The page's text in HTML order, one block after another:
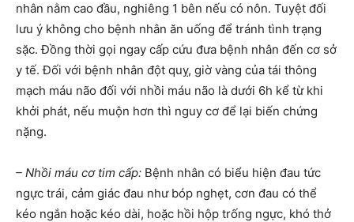
nhân nằm cao đầu, nghiêng 1 bên nếu có nôn. Tuyệt đối
lưu ý không cho bệnh nhân ăn uống để tránh tình trạng
sặc. Đồng thời gọi ngay cấp cứu đưa bệnh nhân đến cơ sở
y tế. Đối với bệnh nhân đột quỵ, giờ vàng của tái thông
mạch máu não đối với nhồi máu não là dưới 6h kể từ khi
khởi phát, nếu muộn hơn thì nguy cơ để lại biến chứng
nặng.
– Nhồi máu cơ tim cấp: Bệnh nhân có biểu hiện đau tức
ngực trái, cảm giác đau như bóp nghẹt, cơn đau có thể
kéo ngắn hoặc kéo dài, hoặc hồi hộp trống ngực, khó thở